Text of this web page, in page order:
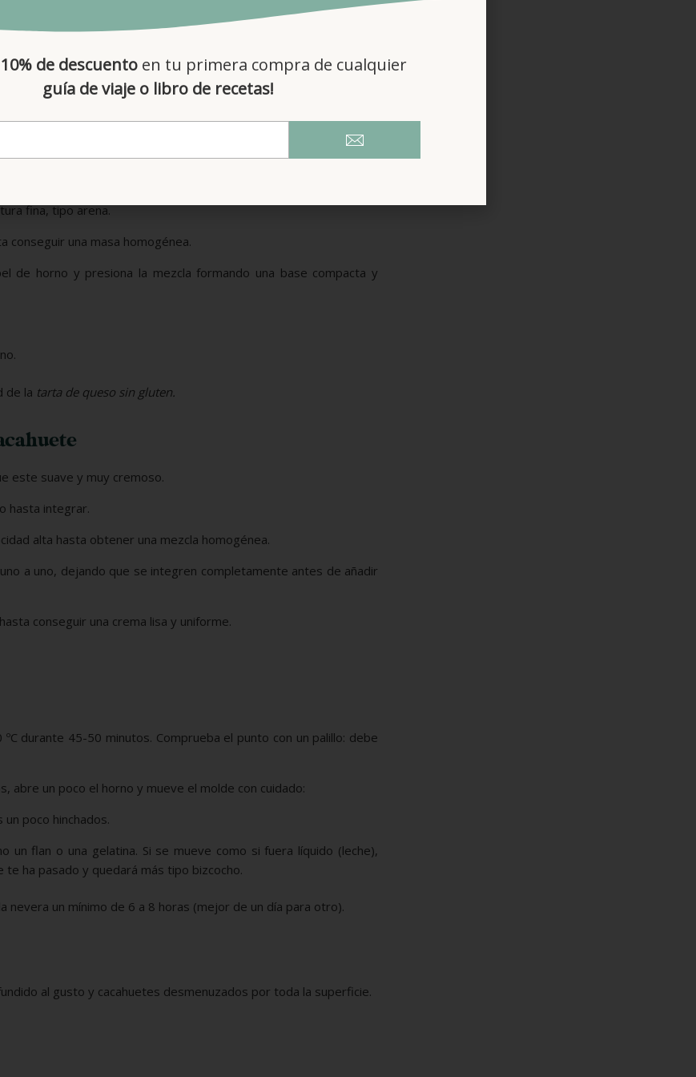
fina, tipo arena.
conseguir una masa homogénea.
de horno y presiona la mezcla formando una base compacta y
de la tarta de queso sin gluten.
este suave y muy cremoso.
hasta integrar.
alta hasta obtener una mezcla homogénea.
a uno, dejando que se integren completamente antes de añadir
conseguir una crema lisa y uniforme.
durante 45-50 minutos. Comprueba el punto con un palillo: debe
abre un poco el horno y mueve el molde con cuidado:
poco hinchados.
flan o una gelatina. Si se mueve como si fuera líquido (leche),
ha pasado y quedará más tipo bizcocho.
nevera un mínimo de 6 a 8 horas (mejor de un día para otro).
al gusto y cacahuetes desmenuzados por toda la superficie.
10% de descuento en tu primera compra de cualquier
guía de viaje o libro de recetas!